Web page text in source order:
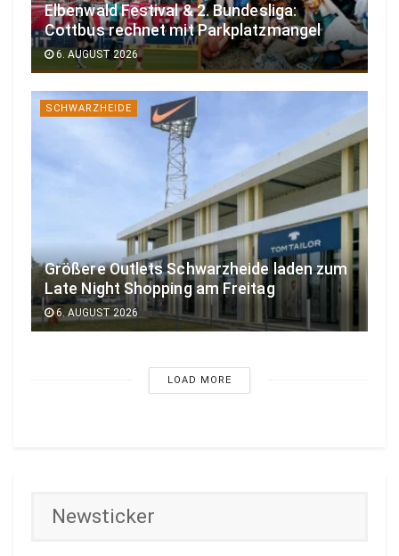
Elbenwald Festival & 2. Bundesliga:
Cottbus rechnet mit Parkplatzmangel
6. AUGUST 2026
SCHWARZHEIDE
Größere Outlets Schwarzheide laden zum
Late Night Shopping am Freitag
6. AUGUST 2026
LOAD MORE
Newsticker